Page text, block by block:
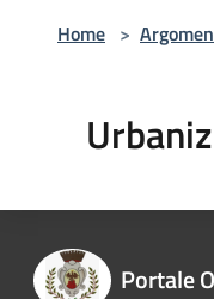
Home >
Portale